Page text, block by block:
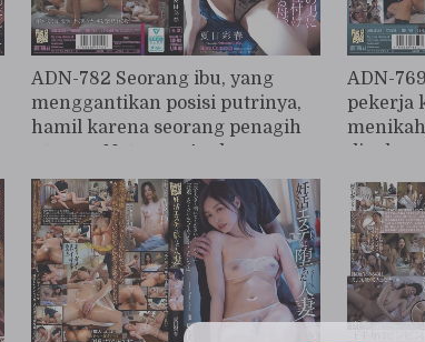
ADN-782 Seorang ibu, yang
menggantikan posisi putrinya,
hamil karena seorang penagih
utang. - Natsume Ayaharu
ADN-
pekerja
dipaksa
dibenci,
sebuah
pernah
selalu
enggan.